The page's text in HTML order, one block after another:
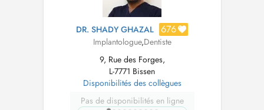
DR. SHADY GHAZAL 676
Implantologue,Dentiste
9, Rue des Forges,
L-7771 Bissen
Disponibilités des collègues
Pas de disponibilités en ligne